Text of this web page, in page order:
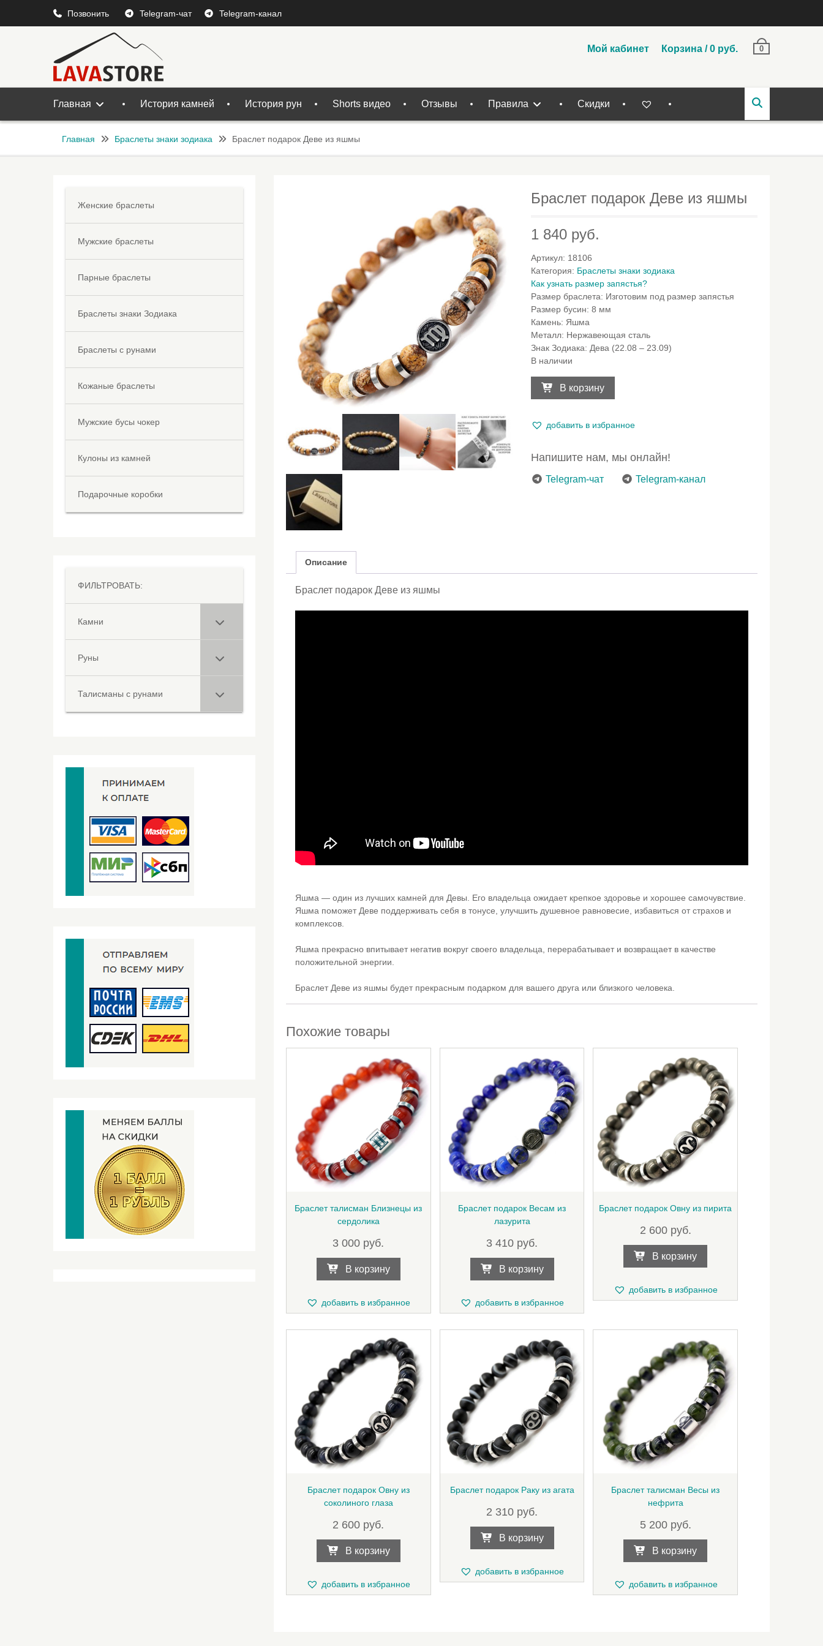
Позвонить Telegram-чат Telegram-канал
Мой кабинет Корзина /0 руб. 0
Главная История камней История рун Shorts видео Отзывы Правила Скидки
Главная Браслеты знаки зодиака Браслет подарок Деве из яшмы
Браслет подарок Деве из яшмы
1 840 руб.
Артикул: 18106
Категория: Браслеты знаки зодиака
Как узнать размер запястья?
Размер браслета: Изготовим под размер запястья
Размер бусин:8 мм
Камень: Яшма
Металл: Нержавеющая сталь
Знак Зодиака: Дева (22.08 – 23.09)
В наличии
товара
Браслет
Деве
В корзину
добавить в избранное
Напишите нам, мы онлайн!
Telegram-чат Telegram-канал
Описание
Браслет подарок Деве из яшмы
Яшма — один из лучших камней для Девы. Его владельца ожидает крепкое здоровье и хорошее самочувствие.
Яшма поможет Деве поддерживать себя в тонусе, улучшить душевное равновесие, избавиться от страхов и
комплексов.
Яшма прекрасно впитывает негатив вокруг своего владельца, перерабатывает и возвращает в качестве
положительной энергии.
Браслет Деве из яшмы будет прекрасным подарком для вашего друга или близкого человека.
Похожие товары
Браслет талисман Близнецы из
сердолика
3 000 руб.
В корзину
добавить в избранное
Браслет подарок Весам из
лазурита
3 410 руб.
В корзину
добавить в избранное
Браслет подарок Овну из пирита
2 600 руб.
В корзину
добавить в избранное
Браслет подарок Овну из
соколиного глаза
2 600 руб.
В корзину
добавить в избранное
Браслет подарок Раку из агата
2 310 руб.
В корзину
добавить в избранное
Браслет талисман Весы из
нефрита
5 200 руб.
В корзину
добавить в избранное
Женские браслеты
Мужские браслеты
Парные браслеты
Браслеты знаки Зодиака
Браслеты с рунами
Кожаные браслеты
Мужские бусы чокер
Кулоны из камней
Подарочные коробки
ФИЛЬТРОВАТЬ:
Камни
Руны
Талисманы с рунами